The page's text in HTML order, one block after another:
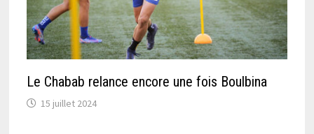
Le Chabab relance encore une fois Boulbina
15 juillet 2024